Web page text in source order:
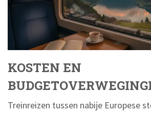
KOSTEN EN
Treinreizen tussen nabije Europese